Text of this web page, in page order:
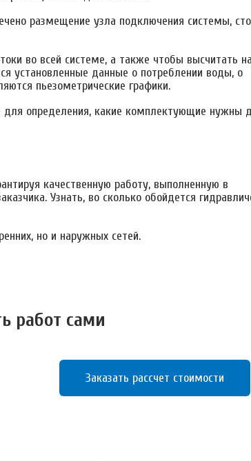
размещение узла подключения системы,
во всей системе, а также чтобы высчитать
установленные данные о потреблении воды, о
пьезометрические графики.
для определения, какие комплектующие нужны
качественную работу, выполненную в
Узнать, во сколько обойдется
но и наружных сетей.
работ сами
Заказать рассчет стоимости